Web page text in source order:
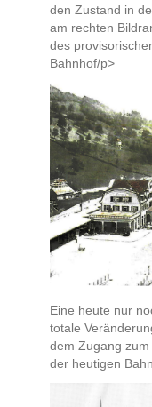
den Zustand in
am rechten
des
Bahnhof/p>
Eine heute nur
totale
dem Zugang
der heutigen